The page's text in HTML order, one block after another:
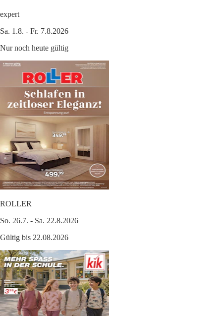
expert
Sa. 1.8. - Fr. 7.8.2026
Nur noch heute gültig
ROLLER
So. 26.7. - Sa. 22.8.2026
Gültig bis 22.08.2026